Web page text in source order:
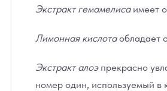
Экстракт гемамелисаимеет
Лимонная кислотаобладает
Экстракт алоэпрекрасно
номер один, используемый в